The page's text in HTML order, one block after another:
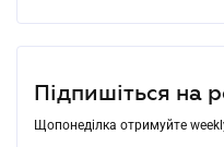
Підпишіться на
Щопонеділка отримуйте